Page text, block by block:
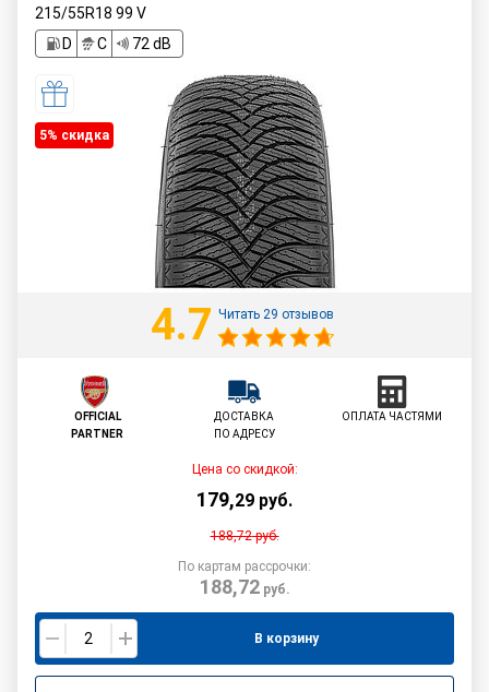
215/55R18 99 V
D
C 72 dB
5% cкидка
4.7 Читать 29 отзывов
OFFICIAL
PARTNER
ДОСТАВКА
ПО АДРЕСУ
ОПЛАТА ЧАСТЯМИ
Цена со скидкой:
179,29 руб.
188,72руб.
По картам рассрочки:
188,72руб.
В корзину